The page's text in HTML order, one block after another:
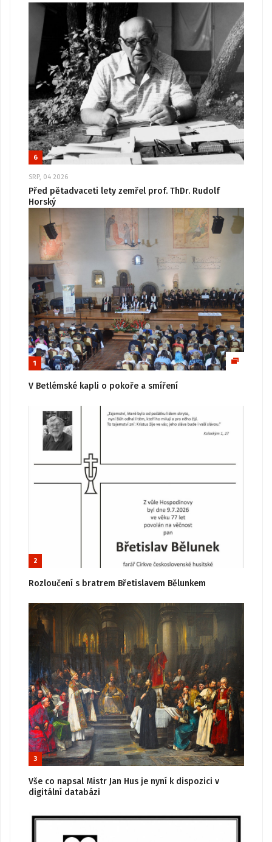
6
SRP, 04 2026
Před pětadvaceti lety zemřel prof. ThDr. Rudolf
Horský
1
V Betlémské kapli o pokoře a smíření
2
Rozloučení s bratrem Břetislavem Bělunkem
3
Vše co napsal Mistr Jan Hus je nyní k dispozici v
digitální databázi